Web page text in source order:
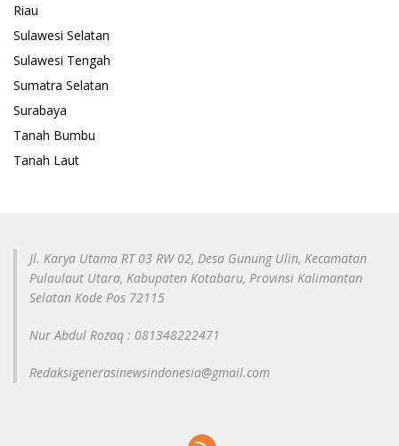
Riau
Sulawesi Selatan
Sulawesi Tengah
Sumatra Selatan
Surabaya
Tanah Bumbu
Tanah Laut
Jl. Karya Utama RT 03 RW 02, Desa Gunung Ulin, Kecamatan
Pulaulaut Utara, Kabupaten Kotabaru, Provinsi Kalimantan
Selatan Kode Pos 72115
Nur Abdul Rozaq : 081348222471
Redaksigenerasinewsindonesia@gmail.com